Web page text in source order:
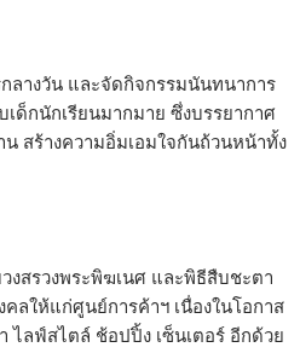
ลางวัน และจัดกิจกรรมนันทนาการ
เด็กนักเรียนมากมาย ซึ่งบรรยากาศ
สร้างความอิ่มเอมใจกันถ้วนหน้าทั้ง
งสรวงพระพิฆเนศ และพิธีสืบชะตา
ลให้แก่ศูนย์การค้าฯ เนื่องในโอกาส
ไลฟ์สไตล์ ช้อปปิ้ง เซ็นเตอร์ อีกด้วย